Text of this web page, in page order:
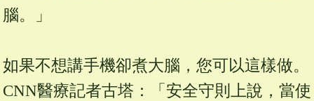
腦。」
如果不想講手機卻煮大腦，您可以這樣做。
CNN醫療記者古塔：「安全守則上說，當使